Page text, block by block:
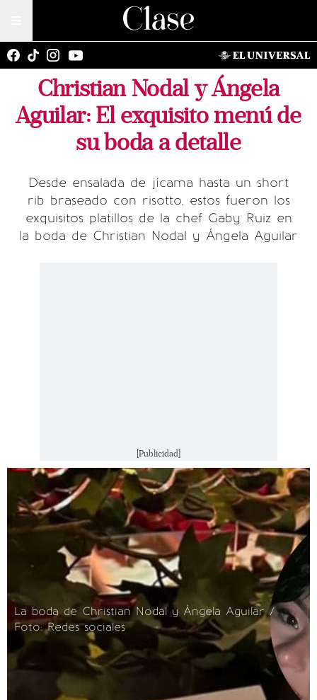
Christian Nodal y Ángela
Aguilar: El exquisito menú de
su boda a detalle
Desde ensalada de jícama hasta un short
rib braseado con risotto, estos fueron los
exquisitos platillos de la chef Gaby Ruiz en
la boda de Christian Nodal y Ángela Aguilar
[Publicidad]
La boda de Christian Nodal y Ángela Aguilar /
Foto: Redes sociales